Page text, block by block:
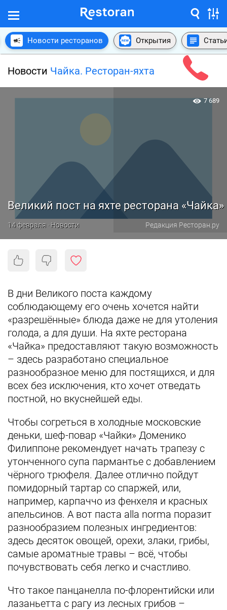
Новости ресторанов Открытия
Новости Чайка. Ресторан-яхта
Великий пост на яхте ресторана «Чайка»
14 февраля · Новости Редакция Ресторан.ру
7 689
В дни Великого поста каждому
соблюдающему его очень хочется найти
«разрешённые» блюда даже не для утоления
голода, а для души. На яхте ресторана
«Чайка» предоставляют такую возможность
– здесь разработано специальное
разнообразное меню для постящихся, и для
всех без исключения, кто хочет отведать
постной, но вкуснейшей еды.
Чтобы согреться в холодные московские
деньки, шеф-повар «Чайки» Доменико
Филиппоне рекомендует начать трапезу с
утонченного супа пармантье с добавлением
чёрного трюфеля. Далее отлично пойдут
помидорный тартар со спаржей, или,
например, карпаччо из фенхеля и красных
апельсинов. А вот паста alla norma поразит
разнообразием полезных ингредиентов:
здесь десяток овощей, орехи, злаки, грибы,
самые ароматные травы – всё, чтобы
почувствовать себя легко и счастливо.
Что такое панцанелла по-флорентийски или
лазаньетта с рагу из лесных грибов –